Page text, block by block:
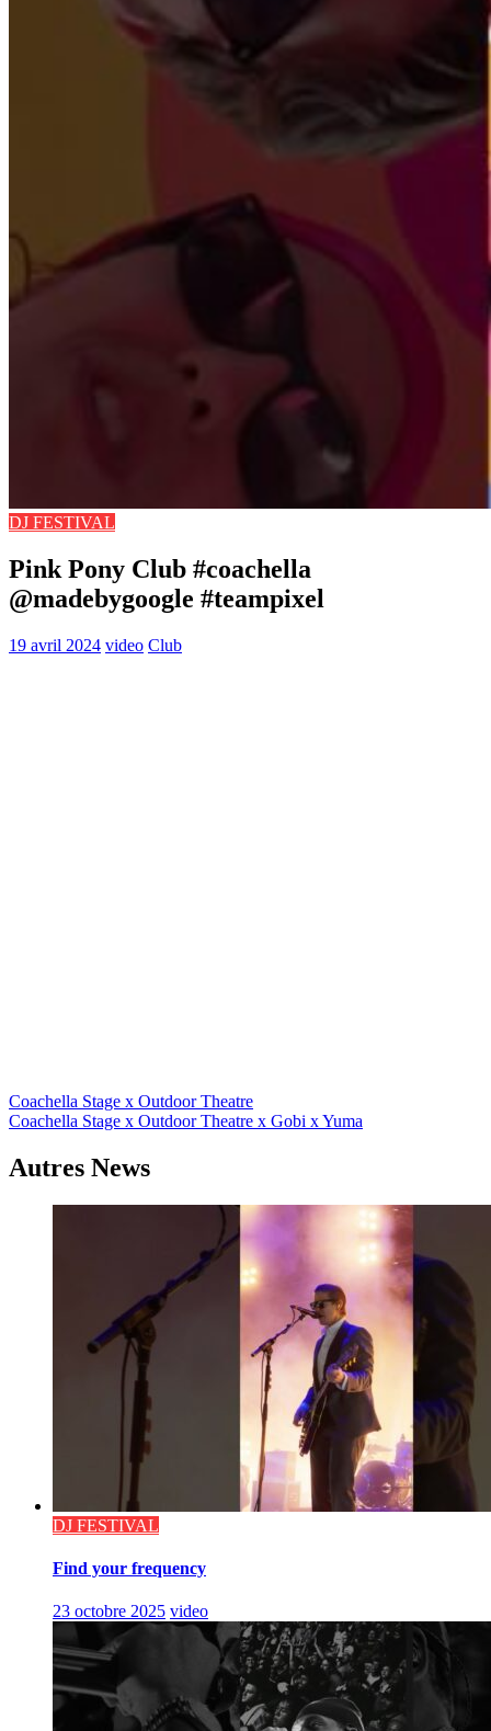
DJ FESTIVAL
Pink Pony Club #coachella
@madebygoogle #teampixel
19 avril 2024 video Club
Navigation
de
l’article
Coachella Stage x Outdoor Theatre
Coachella Stage x Outdoor Theatre x Gobi x Yuma
Autres News
DJ FESTIVAL
Find your frequency
23 octobre 2025 video